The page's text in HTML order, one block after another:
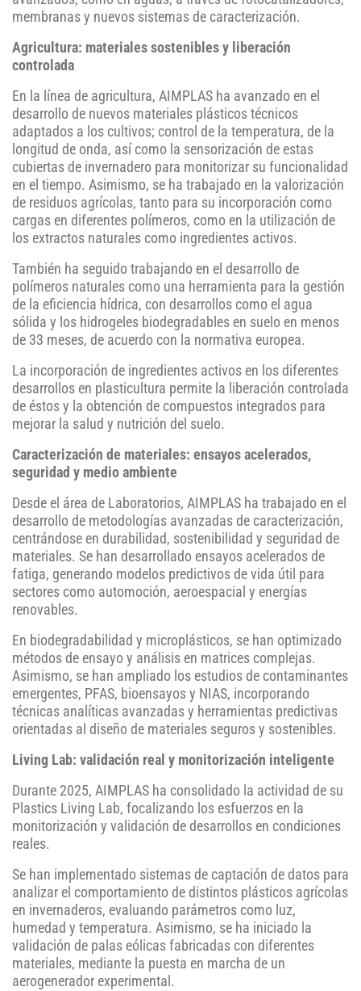
membranas y nuevos sistemas de caracterización.
Agricultura: materiales sostenibles y liberación
controlada
En la línea de agricultura, AIMPLAS ha avanzado en el
desarrollo de nuevos materiales plásticos técnicos
adaptados a los cultivos; control de la temperatura, de la
longitud de onda, así como la sensorización de estas
cubiertas de invernadero para monitorizar su funcionalidad
en el tiempo. Asimismo, se ha trabajado en la valorización
de residuos agrícolas, tanto para su incorporación como
cargas en diferentes polímeros, como en la utilización de
los extractos naturales como ingredientes activos.
También ha seguido trabajando en el desarrollo de
polímeros naturales como una herramienta para la gestión
de la eficiencia hídrica, con desarrollos como el agua
sólida y los hidrogeles biodegradables en suelo en menos
de 33 meses, de acuerdo con la normativa europea.
La incorporación de ingredientes activos en los diferentes
desarrollos en plasticultura permite la liberación controlada
de éstos y la obtención de compuestos integrados para
mejorar la salud y nutrición del suelo.
Caracterización de materiales: ensayos acelerados,
seguridad y medio ambiente
Desde el área de Laboratorios, AIMPLAS ha trabajado en el
desarrollo de metodologías avanzadas de caracterización,
centrándose en durabilidad, sostenibilidad y seguridad de
materiales. Se han desarrollado ensayos acelerados de
fatiga, generando modelos predictivos de vida útil para
sectores como automoción, aeroespacial y energías
renovables.
En biodegradabilidad y microplásticos, se han optimizado
métodos de ensayo y análisis en matrices complejas.
Asimismo, se han ampliado los estudios de contaminantes
emergentes, PFAS, bioensayos y NIAS, incorporando
técnicas analíticas avanzadas y herramientas predictivas
orientadas al diseño de materiales seguros y sostenibles.
Living Lab: validación real y monitorización inteligente
Durante 2025, AIMPLAS ha consolidado la actividad de su
Plastics Living Lab, focalizando los esfuerzos en la
monitorización y validación de desarrollos en condiciones
reales.
Se han implementado sistemas de captación de datos para
analizar el comportamiento de distintos plásticos agrícolas
en invernaderos, evaluando parámetros como luz,
humedad y temperatura. Asimismo, se ha iniciado la
validación de palas eólicas fabricadas con diferentes
materiales, mediante la puesta en marcha de un
aerogenerador experimental.